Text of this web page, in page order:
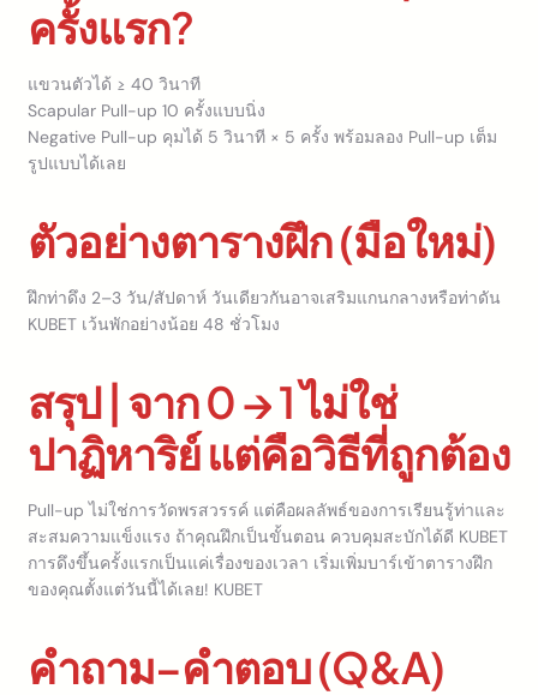
ครั้งแรก?
แขวนตัวได้ ≥ 40 วินาที
Scapular Pull-up 10 ครั้งแบบนิ่ง
Negative Pull-up คุมได้ 5 วินาที × 5 ครั้ง พร้อมลอง Pull-up เต็ม
รูปแบบได้เลย
ตัวอย่างตารางฝึก (มือใหม่)
ฝึกท่าดึง 2–3 วัน/สัปดาห์ วันเดียวกันอาจเสริมแกนกลางหรือท่าดัน
KUBET เว้นพักอย่างน้อย 48 ชั่วโมง
สรุป | จาก 0 → 1 ไม่ใช่
ปาฏิหาริย์ แต่คือวิธีที่ถูกต้อง
Pull-up ไม่ใช่การวัดพรสวรรค์ แต่คือผลลัพธ์ของการเรียนรู้ท่าและ
สะสมความแข็งแรง ถ้าคุณฝึกเป็นขั้นตอน ควบคุมสะบักได้ดี KUBET
การดึงขึ้นครั้งแรกเป็นแค่เรื่องของเวลา เริ่มเพิ่มบาร์เข้าตารางฝึก
ของคุณตั้งแต่วันนี้ได้เลย! KUBET
คำถาม–คำตอบ (Q&A)